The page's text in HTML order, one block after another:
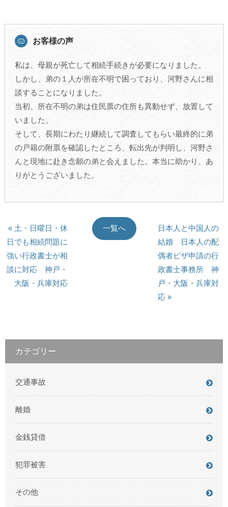
お客様の声
私は、母親が死亡して相続手続きが必要になりました。
しかし、弟の１人が所在不明で困っており、河野さんに相
談することになりました。
当初、所在不明の弟は住民票の住所も異動せず、放置して
いました。
そして、長期にわたり継続して調査してもらい最終的に弟
の戸籍の附票を確認したところ、転出先が判明し、河野さ
んと現地に赴き念願の弟と会えました。本当に助かり、あ
りがとうございました。
« 土・日曜日・休
日でも相続問題に
強い行政書士が相
談に対応 神戸・
大阪・兵庫対応
一覧へ
日本人と中国人の
結婚 日本人の配
偶者ビザ申請の行
政書士事務所 神
戸・大阪・兵庫対
応 »
カテゴリー
交通事故
離婚
金銭貸借
犯罪被害
その他